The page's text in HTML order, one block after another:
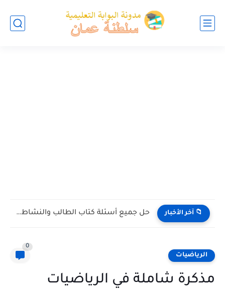
📁 آخر الأخبار حل جميع أسئلة كتاب الطالب والنشاط في الاحياء للصف العاشر...
الرياضيات
0
مذكرة شاملة في الرياضيات